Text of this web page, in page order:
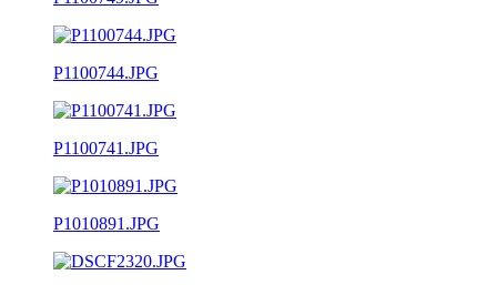
P1100744.JPG
P1100741.JPG
P1010891.JPG